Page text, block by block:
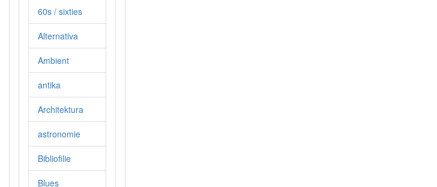
60s / sixties
Alternativa
Ambient
antika
Architektura
astronomie
Bibliofilie
Blues